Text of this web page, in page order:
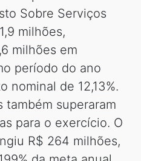
Sobre Serviços
milhões,
milhões em
período do ano
nominal de 12,13%.
também superaram
para o exercício. O
R$ 264 milhões,